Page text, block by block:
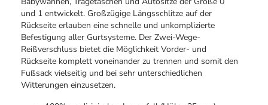
und 1 entwickelt. Großzügige Längsschlitze auf der
Rückseite erlauben eine schnelle und unkomplizierte
Befestigung aller Gurtsysteme. Der Zwei-Wege-
Reißverschluss bietet die Möglichkeit Vorder- und
Rückseite komplett voneinander zu trennen und somit den
Fußsack vielseitig und bei sehr unterschiedlichen
Witterungen einzusetzen.